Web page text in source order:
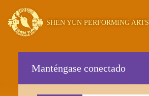
SHEN YUN PERFORMING ARTS
Manténgase conectado